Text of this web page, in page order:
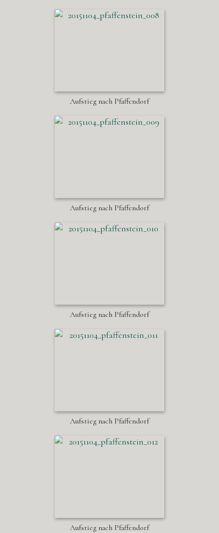
Aufstieg nach Pfaffendorf
Aufstieg nach Pfaffendorf
Aufstieg nach Pfaffendorf
Aufstieg nach Pfaffendorf
Aufstieg nach Pfaffendorf